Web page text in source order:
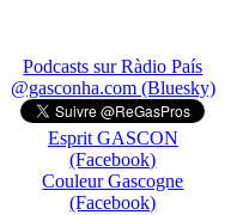
Podcasts sur Ràdio País
@gasconha.com (Bluesky)
Esprit GASCON
(Facebook)
Couleur Gascogne
(Facebook)